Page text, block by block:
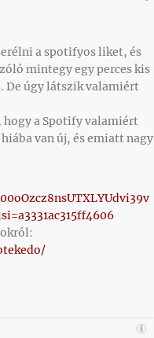
a spotifyos liket, és
mintegy egy perces kis
De úgy látszik valamiért
hogy a Spotify valamiért
van új, és emiatt nagy